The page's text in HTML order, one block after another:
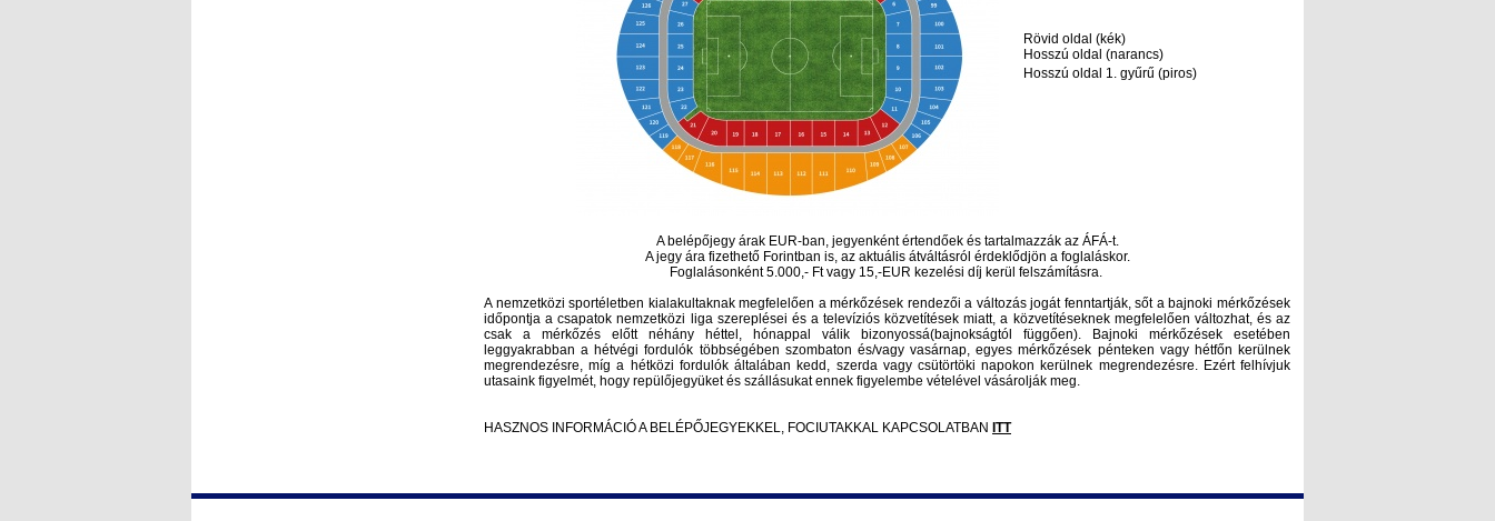
Rövid oldal (kék)
Hosszú oldal (narancs)
Hosszú oldal 1. gyűrű (piros)
A belépőjegy árak EUR-ban, jegyenként értendőek és tartalmazzák az ÁFÁ-t.
A jegy ára fizethető Forintban is, az aktuális átváltásról érdeklődjön a foglaláskor.
Foglalásonként 5.000,- Ft vagy 15,-EUR kezelési díj kerül felszámításra.
A nemzetközi sportéletben kialakultaknak megfelelően a mérkőzések rendezői a változás jogát fenntartják, sőt a bajnoki mérkőzések
időpontja a csapatok nemzetközi liga szereplései és a televíziós közvetítések miatt, a közvetítéseknek megfelelően változhat, és az
csak a mérkőzés előtt néhány héttel, hónappal válik bizonyossá(bajnokságtól függően). Bajnoki mérkőzések esetében
leggyakrabban a hétvégi fordulók többségében szombaton és/vagy vasárnap, egyes mérkőzések pénteken vagy hétfőn kerülnek
megrendezésre, míg a hétközi fordulók általában kedd, szerda vagy csütörtöki napokon kerülnek megrendezésre. Ezért felhívjuk
utasaink figyelmét, hogy repülőjegyüket és szállásukat ennek figyelembe vételével vásárolják meg.
HASZNOS INFORMÁCIÓ A BELÉPŐJEGYEKKEL, FOCIUTAKKAL KAPCSOLATBAN ITT